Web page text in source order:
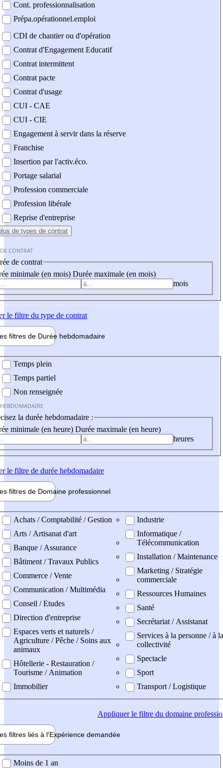
Cont. professionnalisation
Prépa.opérationnel.emploi
CDI de chantier ou d'opération
Contrat d'Engagement Educatif
Contrat intermittent
Contrat pacte
Contrat d'usage
CUI - CAE
CUI - CIE
Engagement à servir dans la réserve
Franchise
Insertion par l'activ.éco.
Portage salarial
Profession commerciale
Profession libérale
Reprise d'entreprise
de types de contrat
CONTRAT
de contrat
minimale (en mois) Durée maximale (en mois)
mois
le filtre du type de contrat
filtres de Durée hebdomadaire
Temps plein
Temps partiel
Non renseignée
la durée hebdomadaire :
minimale (en heure) Durée maximale (en heure)
heures
le filtre de durée hebdomadaire
filtres de Domaine professionnel
professionel
Achats / Comptabilité / Gestion
Arts / Artisanat d'art
Banque / Assurance
Bâtiment / Travaux Publics
Commerce / Vente
Communication / Multimédia
Conseil / Etudes
Direction d'entreprise
Espaces verts et naturels /
Agriculture / Pêche / Soins aux
animaux
Hôtellerie - Restauration /
Tourisme / Animation
Immobilier
Industrie
Informatique /
Télécommunication
Installation / Maintenance
Marketing / Stratégie
commerciale
Ressources Humaines
Santé
Secrétariat / Assistanat
Services à la personne / à la
collectivité
Spectacle
Sport
Transport / Logistique
Appliquerle filtre du domaine
filtres liés à l'Expérience demandée
demandée
Moins de 1 an